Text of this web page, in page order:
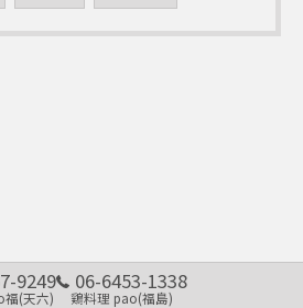
9249
福(天六)
06-6453-1338
鶏料理 pao(福島)